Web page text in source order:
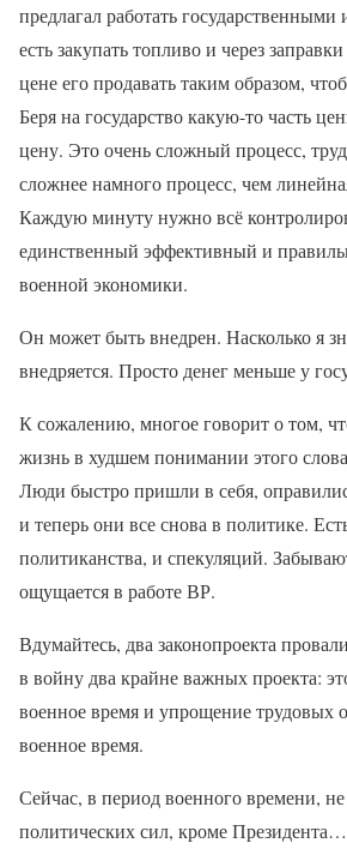
предлагал работать
есть закупать топливо и через
цене его продавать таким образом,
Беря на государство какую-то часть
цену. Это очень сложный процесс,
сложнее намного процесс, чем
Каждую минуту нужно всё
единственный эффективный и
военной экономики.
Он может быть внедрен. Насколько я
внедряется. Просто денег меньше у
К сожалению, многое говорит о том,
жизнь в худшем понимании этого слова
Люди быстро пришли в себя,
и теперь они все снова в политике.
политиканства, и спекуляций.
ощущается в работе ВР.
Вдумайтесь, два законопроекта
в войну два крайне важных проекта:
военное время и упрощение трудовых
военное время.
Сейчас, в период военного времени,
политических сил, кроме Президента…